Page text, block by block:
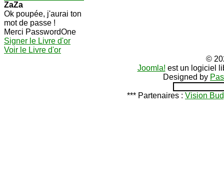
ZaZa
Ok poupée, j'aurai ton
mot de passe !
Merci PasswordOne
Signer le Livre d'or
Voir le Livre d'or
©
Joomla! est un logiciel
Designed by
*** Partenaires : Vision